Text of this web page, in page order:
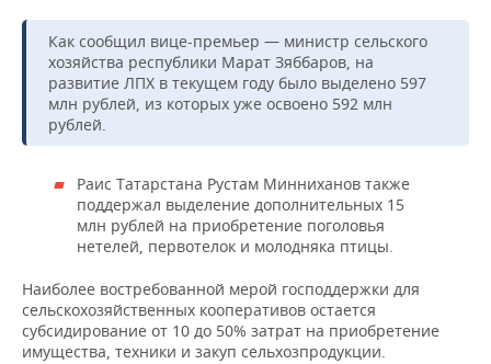
ФИГУРНОЕ КАТАНИЕ
ВОДНЫЕ ВИДЫ СПОРТА
МЕДИЦИНА
ОБРАЗОВАНИЕ
Как сообщил вице-премьер — министр сельского
хозяйства республики Марат Зяббаров, на
развитие ЛПХ в текущем году было выделено 597
млн рублей, из которых уже освоено 592 млн
рублей.
Раис Татарстана Рустам Минниханов также
поддержал выделение дополнительных 15
млн рублей на приобретение поголовья
нетелей, первотелок и молодняка птицы.
Наиболее востребованной мерой господдержки для
сельскохозяйственных кооперативов остается
субсидирование от 10 до 50% затрат на приобретение
имущества, техники и закуп сельхозпродукции.